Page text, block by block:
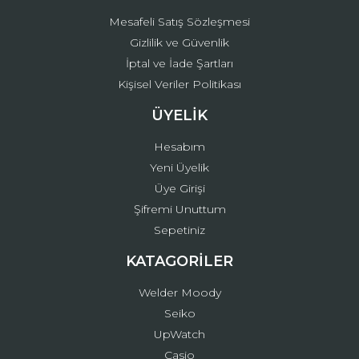
Mesafeli Satış Sözleşmesi
Gizlilik ve Güvenlik
İptal ve İade Şartları
Kişisel Veriler Politikası
ÜYELİK
Hesabım
Yeni Üyelik
Üye Girişi
Şifremi Unuttum
Sepetiniz
KATAGORİLER
Welder Moody
Seiko
UpWatch
Casio